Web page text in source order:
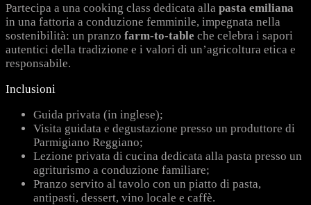
Partecipa a una cooking class dedicata alla pasta emiliana
in una fattoria a conduzione femminile, impegnata nella
sostenibilità: un pranzo farm-to-table che celebra i sapori
autentici della tradizione e i valori di un’agricoltura etica e
responsabile.
Inclusioni
Guida privata (in inglese);
Visita guidata e degustazione presso un produttore di
Parmigiano Reggiano;
Lezione privata di cucina dedicata alla pasta presso un
agriturismo a conduzione familiare;
Pranzo servito al tavolo con un piatto di pasta,
antipasti, dessert, vino locale e caffè.